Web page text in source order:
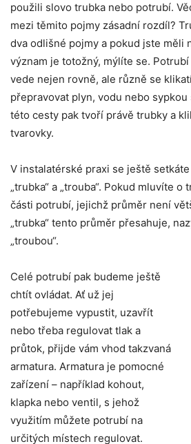
použili slovo trubka nebo potrubí.
mezi těmito pojmy zásadní rozdíl?
dva odlišné pojmy a pokud jste měli
význam je totožný, mýlíte se. Potrubí
vede nejen rovně, ale různě se
přepravovat plyn, vodu nebo sypkou
této cesty pak tvoří právě trubky a
tvarovky.
V instalatérské praxi se ještě
„trubka“ a „trouba“. Pokud mluvíte
části potrubí, jejichž průměr není
„trubka“ tento průměr přesahuje,
„troubou“.
Celé potrubí pak budeme ještě
chtít ovládat. Ať už jej
potřebujeme vypustit, uzavřít
nebo třeba regulovat tlak a
průtok, přijde vám vhod takzvaná
armatura. Armatura je pomocné
zařízení – například kohout,
klapka nebo ventil, s jehož
využitím můžete potrubí na
určitých místech regulovat.